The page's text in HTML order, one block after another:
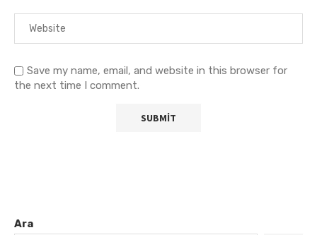
Save my name, email, and website in this browser for
the next time I comment.
Ara